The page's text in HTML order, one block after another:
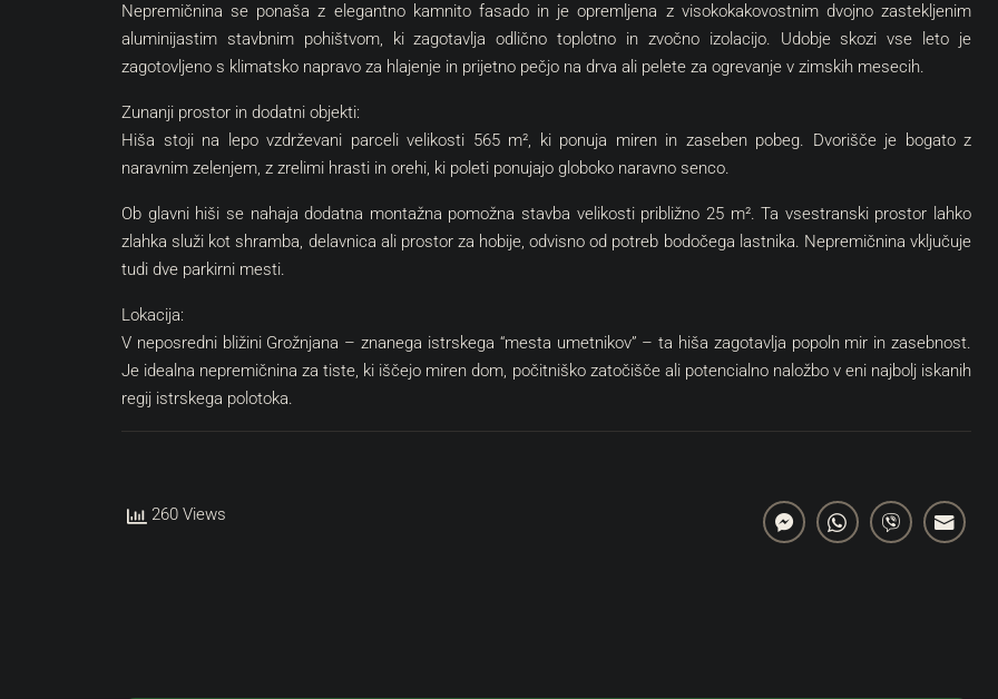
Nepremičnina se ponaša z elegantno kamnito fasado in je opremljena z visokokakovostnim dvojno zastekljenim
aluminijastim stavbnim pohištvom, ki zagotavlja odlično toplotno in zvočno izolacijo. Udobje skozi vse leto je
zagotovljeno s klimatsko napravo za hlajenje in prijetno pečjo na drva ali pelete za ogrevanje v zimskih mesecih.
Zunanji prostor in dodatni objekti:
Hiša stoji na lepo vzdrževani parceli velikosti 565 m², ki ponuja miren in zaseben pobeg. Dvorišče je bogato z
naravnim zelenjem, z zrelimi hrasti in orehi, ki poleti ponujajo globoko naravno senco.
Ob glavni hiši se nahaja dodatna montažna pomožna stavba velikosti približno 25 m². Ta vsestranski prostor lahko
zlahka služi kot shramba, delavnica ali prostor za hobije, odvisno od potreb bodočega lastnika. Nepremičnina vključuje
tudi dve parkirni mesti.
Lokacija:
V neposredni bližini Grožnjana – znanega istrskega “mesta umetnikov” – ta hiša zagotavlja popoln mir in zasebnost.
Je idealna nepremičnina za tiste, ki iščejo miren dom, počitniško zatočišče ali potencialno naložbo v eni najbolj iskanih
regij istrskega polotoka.
260 Views
| Atraktivno Gradbeno
380.000 €
2.969 €/m²
Umag | Luksuzno Stanovanje Z Garažo Na
319.000 €
3.544 €/m²
Novigrad, Okolica | Dvonadstropno
Pogledom Na Morje
Hrvaška, Istra, Novigrad, Novigrad (Okolica)